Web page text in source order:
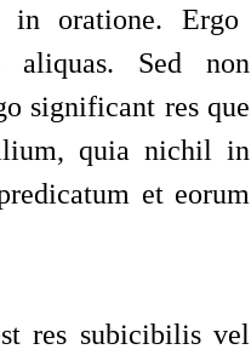
oratione. Ergo
aliquas. Sed non
significant res que
, quia nichil in
et eorum
res subicibilis vel